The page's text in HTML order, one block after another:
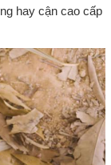
hay cận cao cấp